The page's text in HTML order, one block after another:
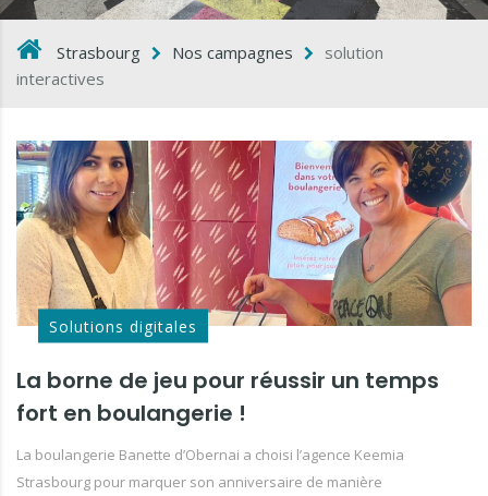
Strasbourg Nos campagnes
solution
interactives
Solutions digitales
La borne de jeu pour réussir un temps
fort en boulangerie !
La boulangerie Banette d’Obernai a choisi l’agence Keemia
Strasbourg pour marquer son anniversaire de manière